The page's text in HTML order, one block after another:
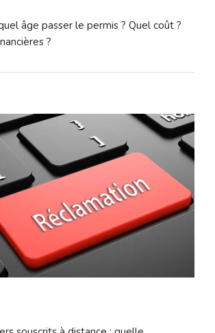
âge passer le permis ? Quel coût ?
?